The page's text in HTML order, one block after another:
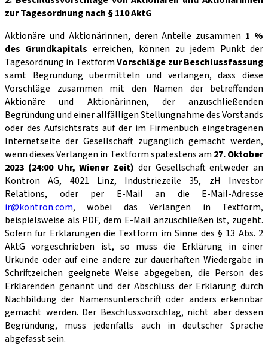
zur Tagesordnung nach § 110 AktG
Aktionäre und Aktionärinnen, deren Anteile zusammen 1 %
des Grundkapitals erreichen, können zu jedem Punkt der
Tagesordnung in TextformVorschläge zur Beschlussfassung
samt Begründung übermitteln und verlangen, dass diese
Vorschläge zusammen mit den Namen der betreffenden
Aktionäre und Aktionärinnen, der anzuschließenden
Begründung und einer allfälligen Stellungnahme des Vor­stands
oder des Aufsichtsrats auf der im Firmenbuch eingetragenen
Internetseite der Gesell­schaft zugänglich gemacht werden,
wenn dieses Verlangen in Textform spätestens am 27. Oktober
2023 (24:00 Uhr, Wiener Zeit) der Gesellschaft entweder an
Kontron AG, 4021 Linz, Industriezeile 35, zH Investor
Relations, oder per E-Mail an die E-Mail-Adresse
ir@kontron.com, wobei das Verlangen in Textform,
beispielsweise als PDF, dem E-Mail anzuschließen ist, zugeht.
Sofern für Erklärungen die Textform im Sinne des § 13 Abs. 2
AktG vorgeschrieben ist, so muss die Erklärung in einer
Urkunde oder auf eine andere zur dauerhaften Wiedergabe in
Schriftzeichen geeignete Weise abgegeben, die Person des
Erklärenden genannt und der Abschluss der Erklärung durch
Nachbildung der Namensun­terschrift oder anders erkennbar
gemacht werden. Der Beschlussvorschlag, nicht aber dessen
Begründung, muss jedenfalls auch in deutscher Sprache
abgefasst sein.